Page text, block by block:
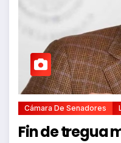
Cámara De Senadores
Fin de tregua